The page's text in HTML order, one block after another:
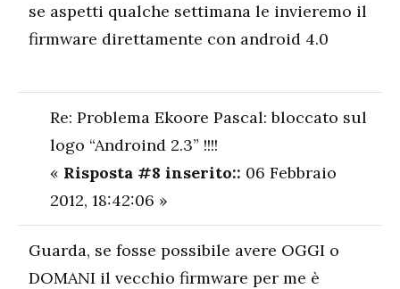
se aspetti qualche settimana le invieremo il
firmware direttamente con android 4.0
Re: Problema Ekoore Pascal: bloccato sul
logo “Androind 2.3” !!!!
« Risposta #8 inserito:: 06 Febbraio
2012, 18:42:06 »
Guarda, se fosse possibile avere OGGI o
DOMANI il vecchio firmware per me è